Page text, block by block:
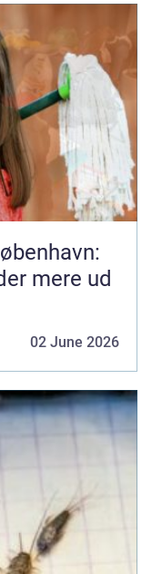
mere ud
02 June 2026